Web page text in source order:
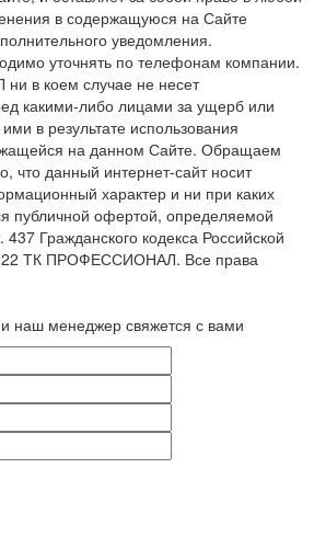
в содержащуюся на Сайте
уведомления.
уточнять по телефонам компании.
в коем случае не несет
какими-либо лицами за ущерб или
в результате использования
на данном Сайте. Обращаем
что данный интернет-сайт носит
характер и ни при каких
публичной офертой, определяемой
Гражданского кодекса Российской
ТК ПРОФЕССИОНАЛ. Все права
наш менеджер свяжется с вами